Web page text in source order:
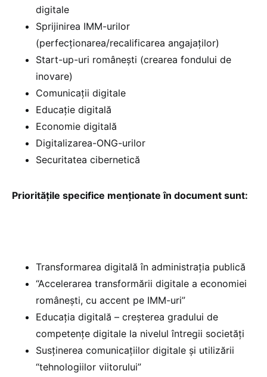
digitale
Sprijinirea IMM-urilor
(perfecționarea/recalificarea angajaților)
Start-up-uri românești (crearea fondului de
inovare)
Comunicații digitale
Educație digitală
Economie digitală
Digitalizarea-ONG-urilor
Securitatea cibernetică
Prioritățile specifice menționate în document sunt:
Transformarea digitală în administrația publică
“Accelerarea transformării digitale a economiei
românești, cu accent pe IMM-uri”
Educația digitală – creșterea gradului de
competențe digitale la nivelul întregii societăți
Susținerea comunicațiilor digitale și utilizării
“tehnologiilor viitorului”